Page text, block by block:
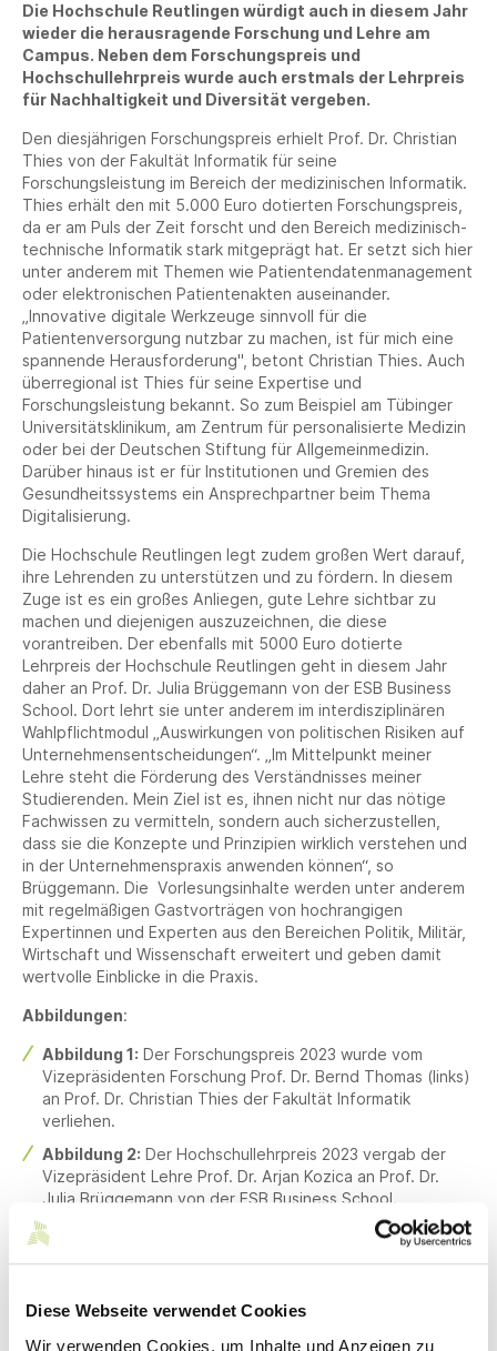
Diese Webseite verwendet Cookies
Wir verwenden Cookies, um Inhalte und Anzeigen zu
Die Hochschule Reutlingen würdigt auch in diesem Jahr
wieder die herausragende Forschung und Lehre am
Campus. Neben dem Forschungspreis und
Hochschullehrpreis wurde auch erstmals der Lehrpreis
für Nachhaltigkeit und Diversität vergeben.
Den diesjährigen Forschungspreis erhielt Prof. Dr. Christian
Thies von der Fakultät Informatik für seine
Forschungsleistung im Bereich der medizinischen Informatik.
Thies erhält den mit 5.000 Euro dotierten Forschungspreis,
da er am Puls der Zeit forscht und den Bereich medizinisch-
technische Informatik stark mitgeprägt hat. Er setzt sich hier
unter anderem mit Themen wie Patientendatenmanagement
oder elektronischen Patientenakten auseinander.
„Innovative digitale Werkzeuge sinnvoll für die
Patientenversorgung nutzbar zu machen, ist für mich eine
spannende Herausforderung", betont Christian Thies. Auch
überregional ist Thies für seine Expertise und
Forschungsleistung bekannt. So zum Beispiel am Tübinger
Universitätsklinikum, am Zentrum für personalisierte Medizin
oder bei der Deutschen Stiftung für Allgemeinmedizin.
Darüber hinaus ist er für Institutionen und Gremien des
Gesundheitssystems ein Ansprechpartner beim Thema
Digitalisierung.
Die Hochschule Reutlingen legt zudem großen Wert darauf,
ihre Lehrenden zu unterstützen und zu fördern. In diesem
Zuge ist es ein großes Anliegen, gute Lehre sichtbar zu
machen und diejenigen auszuzeichnen, die diese
vorantreiben. Der ebenfalls mit 5000 Euro dotierte
Lehrpreis der Hochschule Reutlingen geht in diesem Jahr
daher an Prof. Dr. Julia Brüggemann von der ESB Business
School. Dort lehrt sie unter anderem im interdisziplinären
Wahlpflichtmodul „Auswirkungen von politischen Risiken auf
Unternehmensentscheidungen“. „Im Mittelpunkt meiner
Lehre steht die Förderung des Verständnisses meiner
Studierenden. Mein Ziel ist es, ihnen nicht nur das nötige
Fachwissen zu vermitteln, sondern auch sicherzustellen,
dass sie die Konzepte und Prinzipien wirklich verstehen und
in der Unternehmenspraxis anwenden können“, so
Brüggemann. Die Vorlesungsinhalte werden unter anderem
mit regelmäßigen Gastvorträgen von hochrangigen
Expertinnen und Experten aus den Bereichen Politik, Militär,
Wirtschaft und Wissenschaft erweitert und geben damit
wertvolle Einblicke in die Praxis.
Abbildungen:
Abbildung 1: Der Forschungspreis 2023 wurde vom
Vizepräsidenten Forschung Prof. Dr. Bernd Thomas (links)
an Prof. Dr. Christian Thies der Fakultät Informatik
verliehen.
Abbildung 2: Der Hochschullehrpreis 2023 vergab der
Vizepräsident Lehre Prof. Dr. Arjan Kozica an Prof. Dr.
Julia Brüggemann von der ESB Business School.
Abbildung 3:
Den ersten Lehrpreis Nachhaltigkeit und
Diversität erhielt Prof. Dr. Gabriela Tullius von der Fakultät